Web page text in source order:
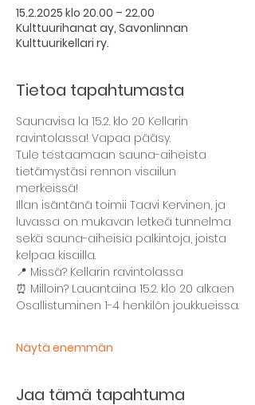
15.2.2025 klo 20.00 – 22.00
Kulttuurihanat ay, Savonlinnan
Kulttuurikellari ry.
Tietoa tapahtumasta
Saunavisa la 15.2. klo 20 Kellarin
ravintolassa! Vapaa pääsy.
Tule testaamaan sauna-aiheista
tietämystäsi rennon visailun
merkeissä!
Illan isäntänä toimii Taavi Kervinen, ja
luvassa on mukavan letkeä tunnelma
sekä sauna-aiheisia palkintoja, joista
kelpaa kisailla.
📍 Missä? Kellarin ravintolassa
⏰ Milloin? Lauantaina 15.2. klo 20 alkaen
Osallistuminen 1-4 henkilön joukkueissa.
Näytä enemmän
Jaa tämä tapahtuma